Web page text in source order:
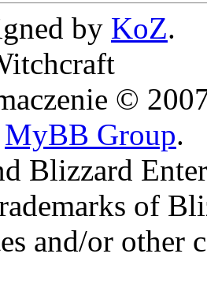
by KoZ.
©
MyBB Group.
Blizzard
of
and/or other